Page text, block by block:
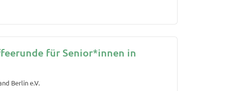
für Senior*innen in
Berlin e.V.